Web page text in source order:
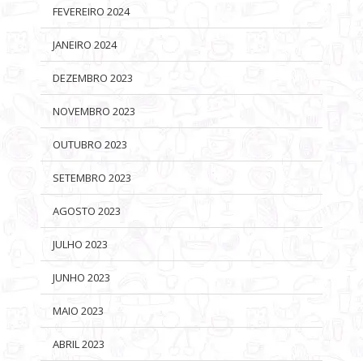
FEVEREIRO 2024
JANEIRO 2024
DEZEMBRO 2023
NOVEMBRO 2023
OUTUBRO 2023
SETEMBRO 2023
AGOSTO 2023
JULHO 2023
JUNHO 2023
MAIO 2023
ABRIL 2023